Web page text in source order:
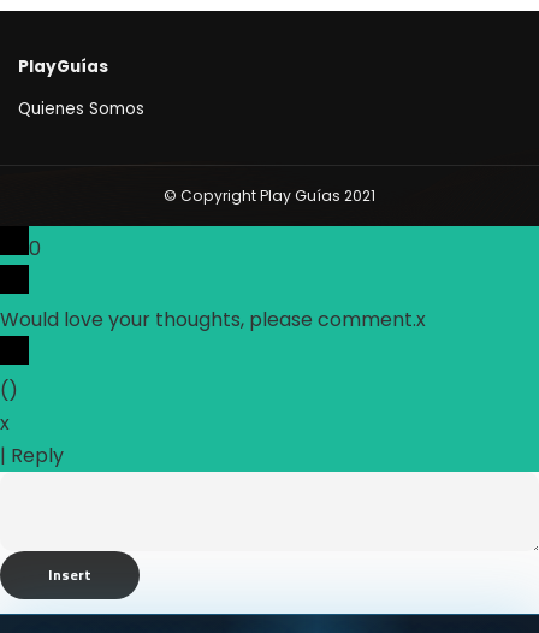
PlayGuías
Quienes Somos
© Copyright Play Guías 2021
0
Would love your thoughts, please comment.x
()
x
| Reply
Insert